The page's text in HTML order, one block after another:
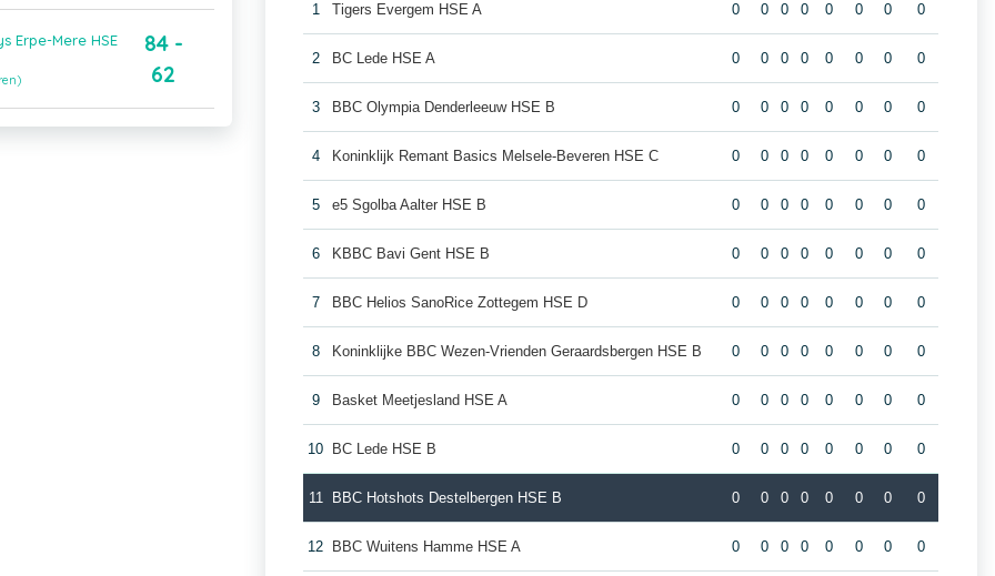
Erpe-Mere HSE
84 -
62
1 Tigers Evergem HSE A 0 0 0 0 0 0 0 0
2 BC Lede HSE A 0 0 0 0 0 0 0 0
3 BBC Olympia Denderleeuw HSE B 0 0 0 0 0 0 0 0
4 Koninklijk Remant Basics Melsele-Beveren HSE C 0 0 0 0 0 0 0 0
5 e5 Sgolba Aalter HSE B 0 0 0 0 0 0 0 0
6 KBBC Bavi Gent HSE B 0 0 0 0 0 0 0 0
7 BBC Helios SanoRice Zottegem HSE D 0 0 0 0 0 0 0 0
8 Koninklijke BBC Wezen-Vrienden Geraardsbergen HSE B 0 0 0 0 0 0 0 0
9 Basket Meetjesland HSE A 0 0 0 0 0 0 0 0
10 BC Lede HSE B 0 0 0 0 0 0 0 0
11 BBC Hotshots Destelbergen HSE B 0 0 0 0 0 0 0 0
12 BBC Wuitens Hamme HSE A 0 0 0 0 0 0 0 0